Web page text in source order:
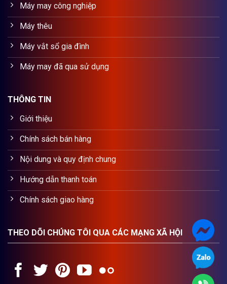
Máy may công nghiệp
Máy thêu
Máy vắt sổ gia đình
Máy may đã qua sử dụng
THÔNG TIN
Giới thiệu
Chính sách bán hàng
Nội dung và quy định chung
Hướng dẫn thanh toán
Chính sách giao hàng
THEO DÕI CHÚNG TÔI QUA CÁC MẠNG XÃ HỘI